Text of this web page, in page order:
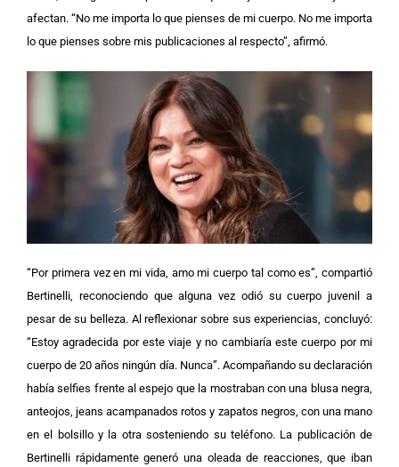
afectan. “No me importa lo que pienses de mi cuerpo. No me importa
lo que pienses sobre mis publicaciones al respecto”, afirmó.
“Por primera vez en mi vida, amo mi cuerpo tal como es”, compartió
Bertinelli, reconociendo que alguna vez odió su cuerpo juvenil a
pesar de su belleza. Al reflexionar sobre sus experiencias, concluyó:
“Estoy agradecida por este viaje y no cambiaría este cuerpo por mi
cuerpo de 20 años ningún día. Nunca”. Acompañando su declaración
había selfies frente al espejo que la mostraban con una blusa negra,
anteojos, jeans acampanados rotos y zapatos negros, con una mano
en el bolsillo y la otra sosteniendo su teléfono. La publicación de
Bertinelli rápidamente generó una oleada de reacciones, que iban